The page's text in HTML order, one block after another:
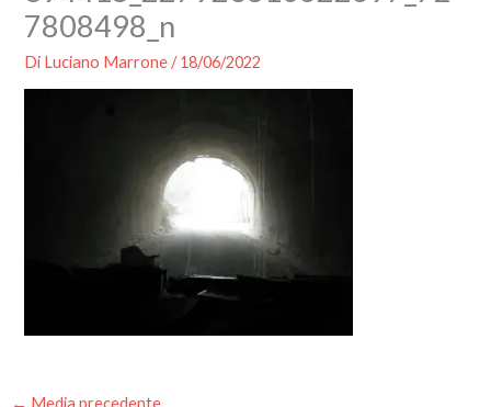
7808498_n
Di Luciano Marrone/18/06/2022
← Media precedente